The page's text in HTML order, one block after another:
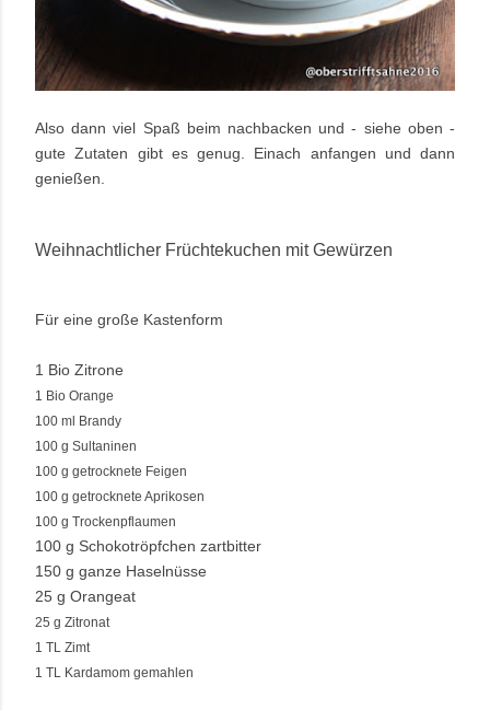
Also dann viel Spaß beim nachbacken und - siehe oben -
gute Zutaten gibt es genug. Einach anfangen und dann
genießen.
Weihnachtlicher Früchtekuchen mit Gewürzen
Für eine große Kastenform
1 Bio Zitrone
1 Bio Orange
100 ml Brandy
100 g Sultaninen
100 g getrocknete Feigen
100 g getrocknete Aprikosen
100 g Trockenpflaumen
100 g Schokotröpfchen zartbitter
150 g ganze Haselnüsse
25 g Orangeat
25 g Zitronat
1 TL Zimt
1 TL Kardamom gemahlen